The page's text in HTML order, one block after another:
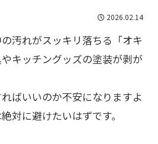
2026.02.14
汚れがスッキリ落ちる「オキ
キッチングッズの塗装が剥が
ばいいのか不安になりますよ
対に避けたいはずです。